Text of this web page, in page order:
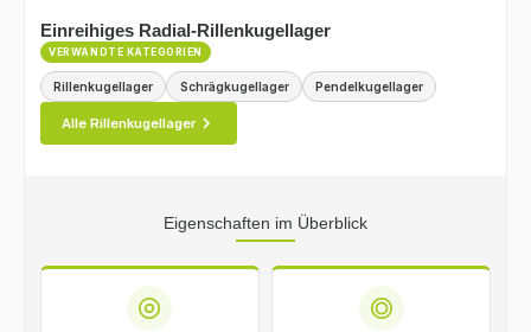
Einreihiges Radial-Rillenkugellager
VERWANDTE KATEGORIEN
Rillenkugellager Schrägkugellager Pendelkugellager
Alle Rillenkugellager
Eigenschaften im Überblick